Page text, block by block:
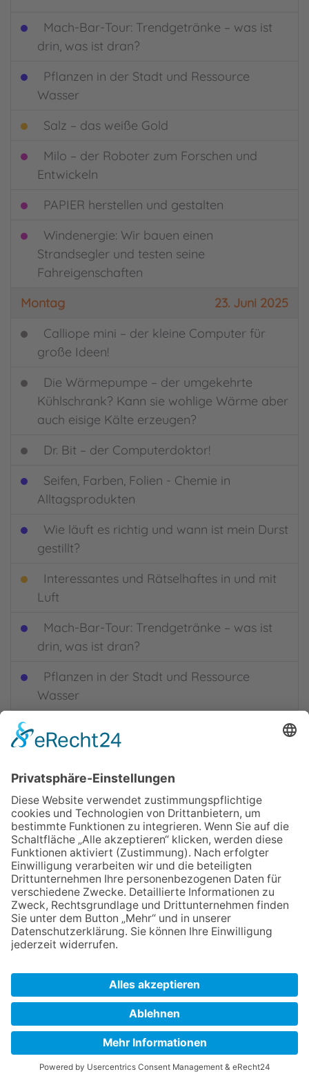
Mach-Bar-Tour: Trendgetränke – was ist
drin, was ist dran?
Pflanzen in der Stadt und Ressource
Wasser
Salz – das weiße Gold
Milo – der Roboter zum Forschen und
Entwickeln
PAPIER herstellen und gestalten
Windenergie: Wir bauen einen
Strandsegler und testen seine
Fahreigenschaften
Montag
23. Juni 2025
Calliope mini – der kleine Computer für
große Ideen!
Die Wärmepumpe – der umgekehrte
Kühlschrank? Kann sie wohlige Wärme aber
auch eisige Kälte erzeugen?
Dr. Bit – der Computerdoktor!
Seifen, Farben, Folien - Chemie in
Alltagsprodukten
Wie läuft es richtig und wann ist mein Durst
gestillt?
Interessantes und Rätselhaftes in und mit
Luft
Mach-Bar-Tour: Trendgetränke – was ist
drin, was ist dran?
Pflanzen in der Stadt und Ressource
Wasser
Vom Würfelnetz zur geodätischen Kuppel
Elektromobil – der Antrieb aus
erneuerbaren Energieressourcen
Lernwerkstatt Solartechnik
Milo – der Roboter zum Forschen und
Entwickeln
SWH-Entdeckerstation
Dienstag
24. Juni 2025
Mikrokosmos und Elektromagnetismus